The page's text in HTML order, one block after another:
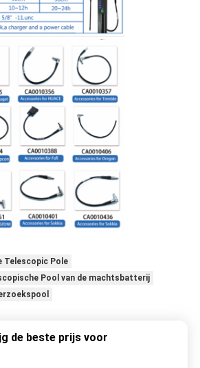
Telescopic Pole
Pool van de machtsbatterij
de beste prijs voor